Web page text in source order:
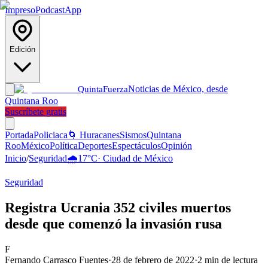
ImpresoPodcastApp
Edición
QuintaFuerzaNoticias de México, desde
Quintana Roo
Suscríbete gratis
PortadaPoliciaca 🌀 HuracanesSismosQuintana
RooMéxicoPolíticaDeportesEspectáculosOpinión
Inicio/Seguridad🌧️17°C· Ciudad de México
Seguridad
Registra Ucrania 352 civiles muertos
desde que comenzó la invasión rusa
F
Fernando Carrasco Fuentes·28 de febrero de 2022·2 min de lectura